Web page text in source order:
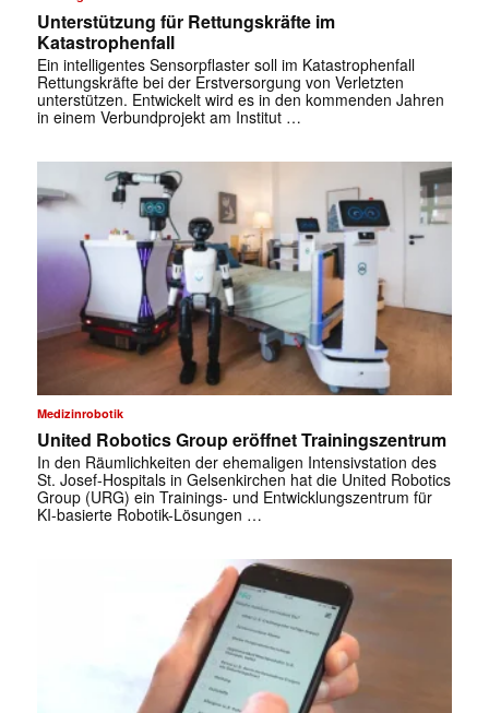
✕
Unterstützung für Rettungskräfte im
Katastrophenfall
Ein intelligentes Sensorpflaster soll im Katastrophenfall
Rettungskräfte bei der Erstversorgung von Verletzten
unterstützen. Entwickelt wird es in den kommenden Jahren
in einem Verbundprojekt am Institut …
Medizinrobotik
United Robotics Group eröffnet Trainingszentrum
In den Räumlichkeiten der ehemaligen Intensivstation des
St. Josef-Hospitals in Gelsenkirchen hat die United Robotics
Group (URG) ein Trainings- und Entwicklungszentrum für
KI-basierte Robotik-Lösungen …